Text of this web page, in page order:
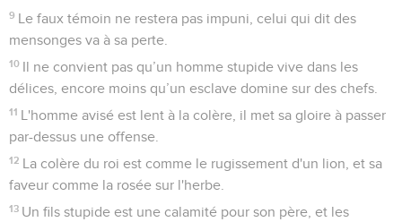
9 Le faux témoin ne restera pas impuni, celui qui dit des
mensonges va à sa perte.
10 Il ne convient pas qu’un homme stupide vive dans les
délices, encore moins qu’un esclave domine sur des chefs.
11 L'homme avisé est lent à la colère, il met sa gloire à passer
par-dessus une offense.
12 La colère du roi est comme le rugissement d'un lion, et sa
faveur comme la rosée sur l'herbe.
13 Un fils stupide est une calamité pour son père, et les